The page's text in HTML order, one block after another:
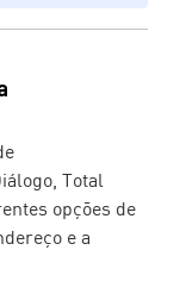
Total
opções de
e a